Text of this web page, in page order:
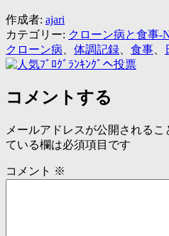
作成者: ajari
カテゴリー: クローン病と食事-
クローン病
体調記録 食事
コメントする
メールアドレスが公開されるこ
ている欄は必須項目です
コメント ※